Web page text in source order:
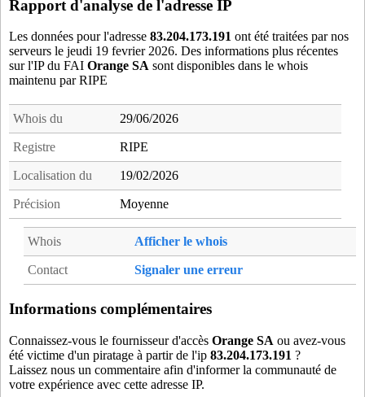
75116PAS- PARIS 16 (12 km)
75116PLR
- PARIS 16 (12 km)
75116PPE- PARIS 16 (12 km)
75117CAR - PARIS 17 (5 km)
75118MAR
- PARIS 18 (5 km)
75118MON- PARIS 18 (5 km)
75120MEN
77108CHC- Chelles (19 km)
77108CHE
- Chelles (19 km)
77291MES- Le Mesnil-Amelot (20 km)
78092BOU
- Bougival (18 km)
78172CNF
- Conflans-Sainte-Honorine (20 km)
78311HOU- Houilles (12 km)
78358MLA- Maisons-Laffitte (15 km)
78551SGE - Saint-Germain-en-Laye (19 km)
78586SAT- Sartrouville (13 km)
78586ZAY- Sartrouville (13 km)
Rapport d'analyse de l'adresse IP
Les données pour l'adresse 83.204.173.191 ont été traitées par nos
serveurs le jeudi 19 fevrier 2026. Des informations plus récentes
sur l'IP du FAI Orange SA sont disponibles dans le whois
maintenu par RIPE
Whois du 29/06/2026
Registre RIPE
Localisation du 19/02/2026
Précision Moyenne
Whois Afficher le whois
Contact Signaler une erreur
Informations complémentaires
Connaissez-vous le fournisseur d'accès Orange SA ou avez-vous
été victime d'un piratage à partir de l'ip 83.204.173.191 ?
Laissez nous un commentaire afin d'informer la communauté de
votre expérience avec cette adresse IP.